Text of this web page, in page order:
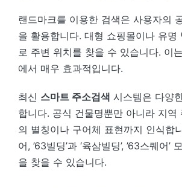
랜드마크를 이용한 검색은 사용자의
을 활용합니다. 대형 쇼핑몰이나 유명
로 주변 위치를 찾을 수 있습니다. 이
에서 매우 효과적입니다.
최신 스마트 주소검색 시스템은 다양
합니다. 공식 건물명뿐만 아니라 지역
의 별칭이나 구어체 표현까지 인식합
어, ’63빌딩’과 ‘육삼빌딩’, ’63스퀘어’
을 찾을 수 있습니다.